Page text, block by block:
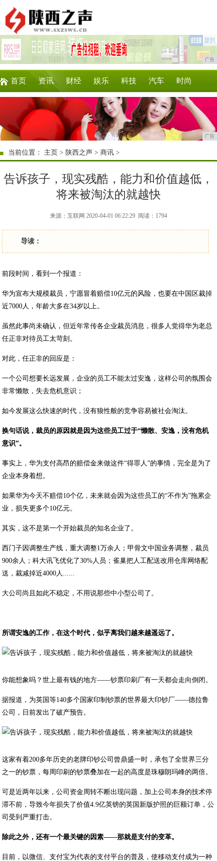
广告
首页 资讯 财经 娱乐 科技 汽车 时尚
游戏 美食 商讯 消费 微商
广告
当前位置： 主页 > 陕西之声 >商讯 >
告诉孩子，现实残酷，能力和价值越低，
将来被淘汰的就越快
来源：互联网 2020-04-01 06:22:29 阅读：1794
导读：
前段时间，看到一个报道：
华为宣布大规模裁员，宁愿冒着赔偿10亿元的风险，也要在中国区裁掉
近7000人，年龄大多在34岁以上。
虽然此事尚未确认，但近年常传各企业裁员消息，很多人觉得华为老总
任正非对待员工太苛刻。
对此，任正非的回应是：
一个公司想要长远发展，企业的员工不能太过安逸，这样公司的氛围会
非常懒散，失去危机意识；
如今发展这么快速的时代，没有狼性般的竞争容易被社会淘汰。
换句话说，裁员的原因就是因为这些员工过于“懒散、安逸，没有危机
意识”。
事实上，华为支付高昂的赔偿金来做这件“得罪人”的事情，完全是为了
企业本身着想。
如果华为今天不赔偿10个亿，未来就会因为这些员工的“不作为”拖累企
业，损失更多个10亿元。
其实，这不是第一个开始裁员的知名企业了。
西门子因调整生产线，重大调整1万余人；甲骨文中国业务调整，裁员
900余人；科大讯飞优化了30%人员；雀巢把人工配送改用仓库网络配
送，裁减掉近4000人......
大公司尚且如此不稳定，不用说那些中小型公司了。
所谓安逸的工作，在这个时代，似乎离我们越来越遥远了。
你能想象吗？世上最有钱的地方——钞票印刷厂有一天都会走向倒闭。
据报道，为英国等140多个国家印制钞票的世界最大印钞厂——德拉鲁
公司，日前发出了破产预告。
这家有着200多年历史的老牌印钞公司曾鼎盛一时，承包了全世界三分
之一的钞票，每周印刷的钞票叠加在一起的高度是珠穆朗玛峰的两倍。
可是近两年以来，公司资金周转不断出现问题，加上公司本身的技术停
滞不前，导致今年损失了价值4.9亿英镑的英国新版护照的巨额订单，公
司受到严重打击。
除此之外，还有一个最关键的因素——那就是支付的变革。
目前，以微信、支付宝为代表的支付平台的普及，使移动支付成为一种